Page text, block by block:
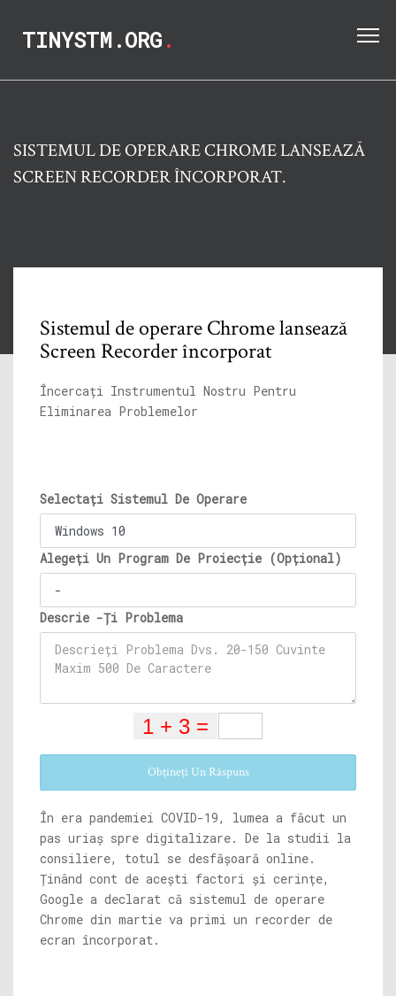
TINYSTM.ORG.
SISTEMUL DE OPERARE CHROME LANSEAZĂ
SCREEN RECORDER ÎNCORPORAT.
Sistemul de operare Chrome lansează
Screen Recorder încorporat
Încercați Instrumentul Nostru Pentru
Eliminarea Problemelor
Selectați Sistemul De Operare
Alegeți Un Program De Proiecție (Opțional)
Descrie -Ți Problema
Obțineți Un Răspuns
În era pandemiei COVID-19, lumea a făcut un
pas uriaș spre digitalizare. De la studii la
consiliere, totul se desfășoară online.
Ținând cont de acești factori și cerințe,
Google a declarat că sistemul de operare
Chrome din martie va primi un recorder de
ecran încorporat.